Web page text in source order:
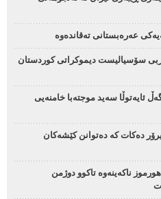
عەرەبستانی تەقاندەوە
سۆسیالیست دیموکراتی کوردستان
ئایەتوڵا سەید موجتەبا خامنەیی
دەکات کە دەتوانن کێشەکان
ناکەینەوە تاکوو دوژمن